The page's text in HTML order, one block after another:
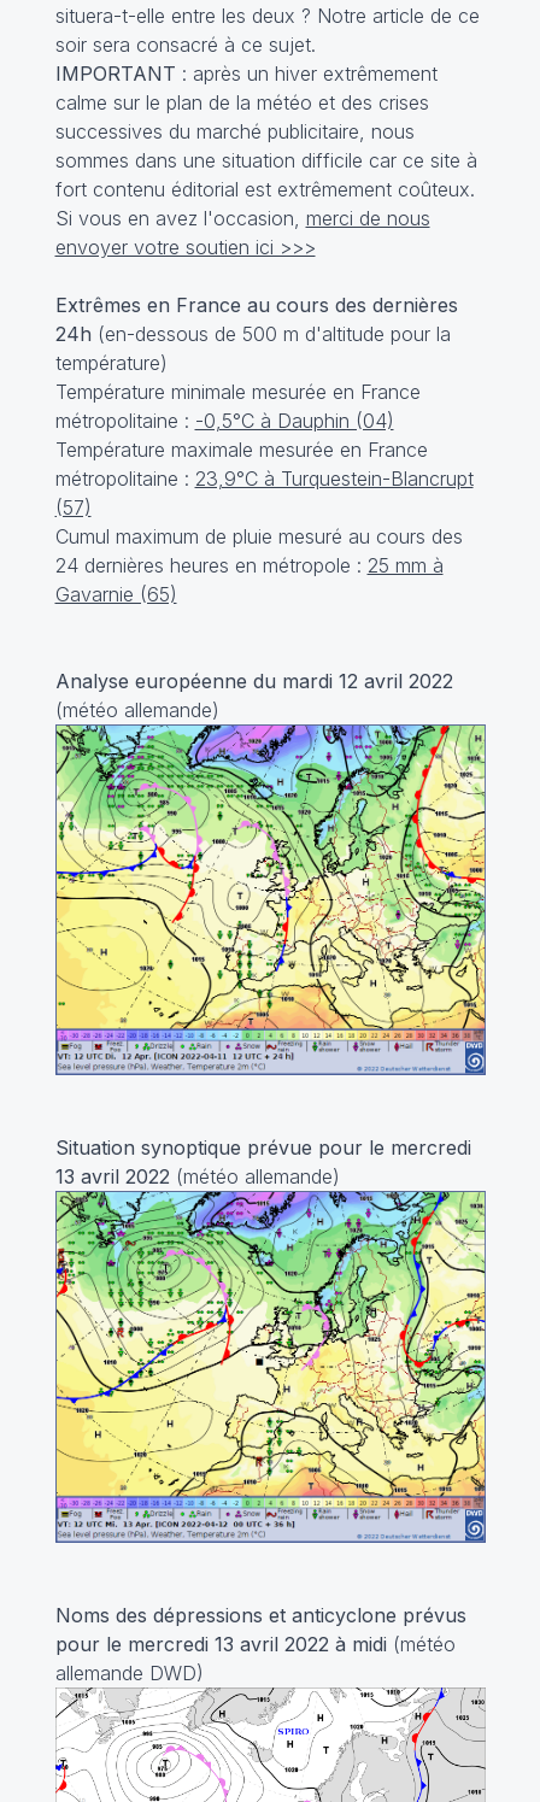
situera-t-elle entre les deux ? Notre article de ce
soir sera consacré à ce sujet.
IMPORTANT : après un hiver extrêmement
calme sur le plan de la météo et des crises
successives du marché publicitaire, nous
sommes dans une situation difficile car ce site à
fort contenu éditorial est extrêmement coûteux.
Si vous en avez l'occasion, merci de nous
envoyer votre soutien ici >>>
Extrêmes en France au cours des dernières
24h (en-dessous de 500 m d'altitude pour la
température)
Température minimale mesurée en France
métropolitaine : -0,5°C à Dauphin (04)
Température maximale mesurée en France
métropolitaine : 23,9°C à Turquestein-Blancrupt
(57)
Cumul maximum de pluie mesuré au cours des
24 dernières heures en métropole : 25 mm à
Gavarnie (65)
Analyse européenne du mardi 12 avril 2022
(météo allemande)
Situation synoptique prévue pour le mercredi
13 avril 2022 (météo allemande)
Noms des dépressions et anticyclone prévus
pour le mercredi 13 avril 2022 à midi (météo
allemande DWD)